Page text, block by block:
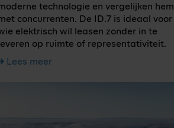
technologie en vergelijken hem
concurrenten. De ID.7 is ideaal voor
elektrisch wil leasen zonder in te
leveren op ruimte of representativiteit.
Lees meer